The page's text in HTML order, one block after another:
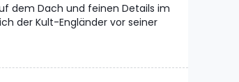
dem Dach und feinen Details im
der Kult-Engländer vor seiner